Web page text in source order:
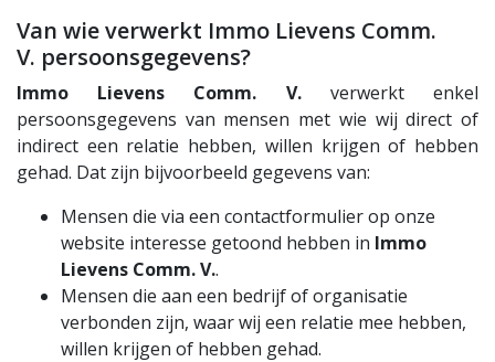
Van wie verwerkt Immo Lievens Comm.
V. persoonsgegevens?
Immo Lievens Comm. V.verwerkt enkel
persoonsgegevens van mensen met wie wij direct of
indirect een relatie hebben, willen krijgen of hebben
gehad. Dat zijn bijvoorbeeld gegevens van:
Mensen die via een contactformulier op onze
website interesse getoond hebben in Immo
Lievens Comm. V..
Mensen die aan een bedrijf of organisatie
verbonden zijn, waar wij een relatie mee hebben,
willen krijgen of hebben gehad.